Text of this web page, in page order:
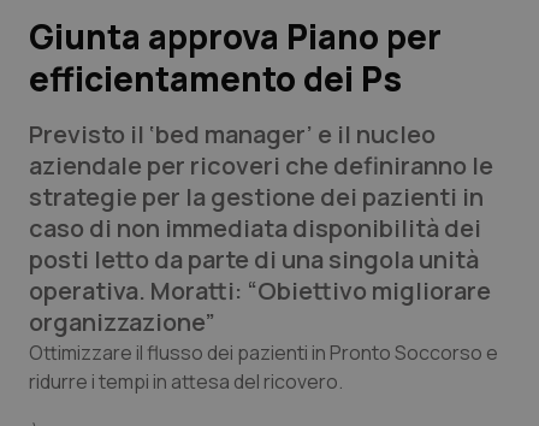
Lavoro e Professioni
Scienza e Farmaci
Studi e Analisi
Lettere al direttore
Edizioni Regionali
QS Pro
Giunta approva Piano per
efficientamento dei Ps
Previsto il ‘bed manager’ e il nucleo
aziendale per ricoveri che definiranno le
strategie per la gestione dei pazienti in
caso di non immediata disponibilità dei
posti letto da parte di una singola unità
operativa. Moratti: “Obiettivo migliorare
organizzazione”
Ottimizzare il flusso dei pazienti in Pronto Soccorso e
ridurre i tempi in attesa del ricovero.